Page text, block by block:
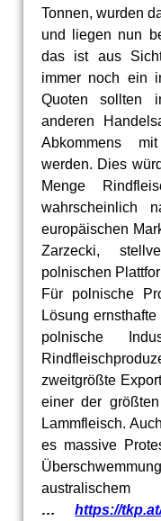
Tonnen, wurden
und liegen nun
das ist aus
immer noch ein
Quoten sollten
anderen
Abkommens
werden. Dies
Menge
wahrscheinlich
europäischen
Zarzecki,
polnischen
Für polnische
Lösung
polnische
zweitgrößte
einer der
Lammfleisch.
es massive
…https://